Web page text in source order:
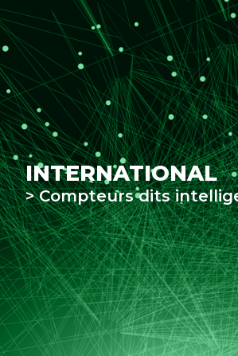
INTERNATIONAL
> Compteurs dits